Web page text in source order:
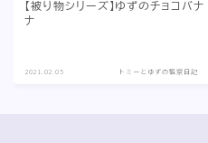
【被り物シリーズ】ゆずのチョコバナ
ナ